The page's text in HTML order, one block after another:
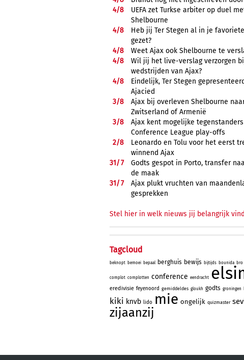
4/8
UEFA zet Turkse arbiter op duel
Shelbourne
4/8
Heb jij Ter Stegen al in je
gezet?
4/8
Weet Ajax ook Shelbourne te
4/8
Wil jij het live-verslag verzorgen
wedstrijden van Ajax?
4/8
Eindelijk, Ter Stegen
Ajacied
3/8
Ajax bij overleven Shelbourne
Zwitserland of Armenië
3/8
Ajax kent mogelijke
Conference League play-offs
2/8
Leonardo en Tolu voor het eerst
winnend Ajax
31/7
Godts gespot in Porto, transfer
de maak
31/7
Ajax plukt vruchten van
gesprekken
Stel hier in welk nieuws jij belangrijk
Tagcloud
beknopt bemoei bepaal berghuis bewijs bijtijds bounida bro
complot complotten conference eendracht
eredivisie feyenoord gemiddeldes gloukh godts groningen
kiki knvb lido mie ongelijk quizmaster
zijaanzij